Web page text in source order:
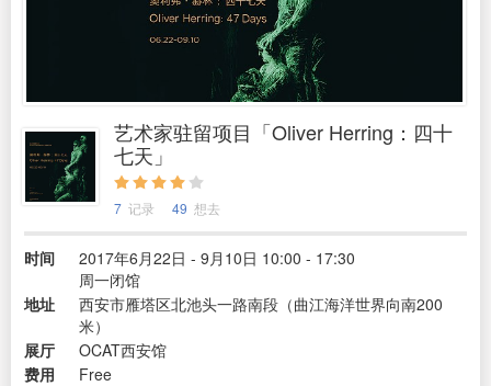
艺术家驻留项目「Oliver Herring：四十
七天」
7 记录 49 想去
时间
2017年6月22日 - 9月10日 10:00 - 17:30
周一闭馆
地址
西安市雁塔区北池头一路南段（曲江海洋世界向南200
米）
展厅
OCAT西安馆
费用
Free